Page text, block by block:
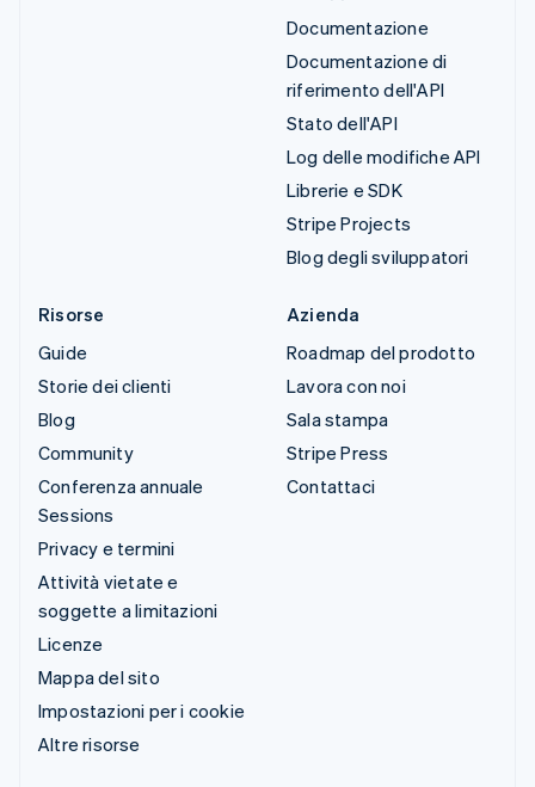
Documentazione
Documentazione di
riferimento dell'API
Stato dell'API
Log delle modifiche API
Librerie e SDK
Stripe Projects
Blog degli sviluppatori
Risorse
Guide
Storie dei clienti
Blog
Community
Conferenza annuale
Sessions
Privacy e termini
Attività vietate e
soggette a limitazioni
Licenze
Mappa del sito
Impostazioni per i cookie
Altre risorse
Azienda
Roadmap del prodotto
Lavora con noi
Sala stampa
Stripe Press
Contattaci